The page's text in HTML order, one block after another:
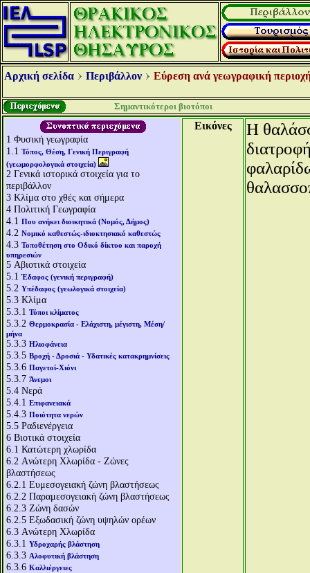
Αρχική σελίδα Περιβάλλον Εύρεση ανά γεωγραφική
Σημαντικότεροι βιοτόποι
1 Φυσική γεωγραφία
1.1 Τόπος, Θέση, Γενική Περιγραφή
(γεωμορφολογικά στοιχεία)
2 Γενικά ιστορικά στοιχεία για το
περιβάλλον
3 Κλίμα στο χθές και σήμερα
4 Πολιτική Γεωγραφία
4.1 Που ανήκει διοικητικά (Νομός, Δήμος)
4.2 Νομικό καθεστώς-ιδιοκτησιακό καθεστώς
4.3 Τοποθέτηση στο Οδικό δίκτυο και παροχή
υπηρεσιών
5 Αβιοτικά στοιχεία
5.1Έδαφος (γενική περιγραφή)
5.2 Υπέδαφος (γεωλογικά στοιχεία)
5.3 Κλίμα
5.3.1 Τύποι κλίματος
5.3.2 Θερμοκρασία - Ελάχιστη, μέγιστη, Μέση/
μήνα
5.3.3 Ηλιοφάνεια
5.3.5 Βροχή - Δροσιά - Υδατικές κατακρημνίσεις
5.3.6 Παγετοί-Χιόνι
5.3.7 Άνεμοι
5.4 Νερά
5.4.1 Επιφανειακά
5.4.3 Ποιότητα νερών
5.5 Ραδιενέργεια
6 Βιοτικά στοιχεία
6.1 Κατώτερη χλωρίδα
6.2 Aνώτερη Χλωρίδα - Ζώνες
βλαστήσεως
6.2.1 Ευμεσογειακή ζώνη βλαστήσεως
6.2.2 Παραμεσογειακή ζώνη βλαστήσεως
6.2.3 Ζώνη δασών
6.2.5 Εξωδασική ζώνη υψηλών ορέων
6.3 Aνώτερη Χλωρίδα
6.3.1 Υδροχαρής βλάστηση
6.3.3 Αλοφυτική βλάστηση
6.3.6 Καλλιέργειες
Εικόνες
Η